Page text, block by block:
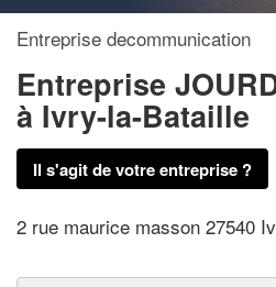
Entreprise decommunication
Entreprise
à Ivry-la-Bataille
Il s'agit de votre entreprise ?
2 rue maurice masson 27540